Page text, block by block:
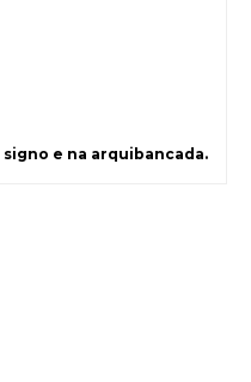
e na arquibancada.